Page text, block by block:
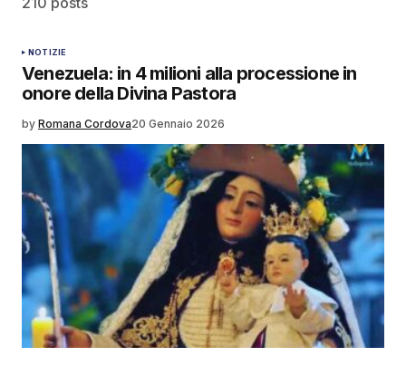
NOTIZIE
Venezuela: in 4 milioni alla processione in
onore della Divina Pastora
by Romana Cordova20 Gennaio 2026